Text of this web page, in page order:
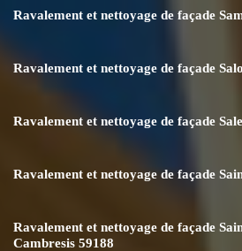
Ravalement et nettoyage de façade
Ravalement et nettoyage de façade
Ravalement et nettoyage de façade
Ravalement et nettoyage de façade
Ravalement et nettoyage de façade
Cambresis 59188